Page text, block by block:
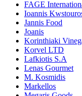
FAGE
Ioannis
Jannis Food
Joanis
Korinthiaki
Korvel LTD
Lafkiotis S.A
Lenas Gourmet
M. Kosmidis
Markellos